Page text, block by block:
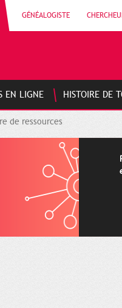
GÉNÉALOGISTE
EN LIGNE HISTOIRE DE
de ressources